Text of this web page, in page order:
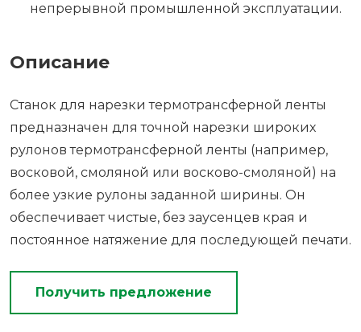
непрерывной промышленной эксплуатации.
Описание
Станок для нарезки термотрансферной ленты
предназначен для точной нарезки широких
рулонов термотрансферной ленты (например,
восковой, смоляной или восково-смоляной) на
более узкие рулоны заданной ширины. Он
обеспечивает чистые, без заусенцев края и
постоянное натяжение для последующей печати.
Получить предложение